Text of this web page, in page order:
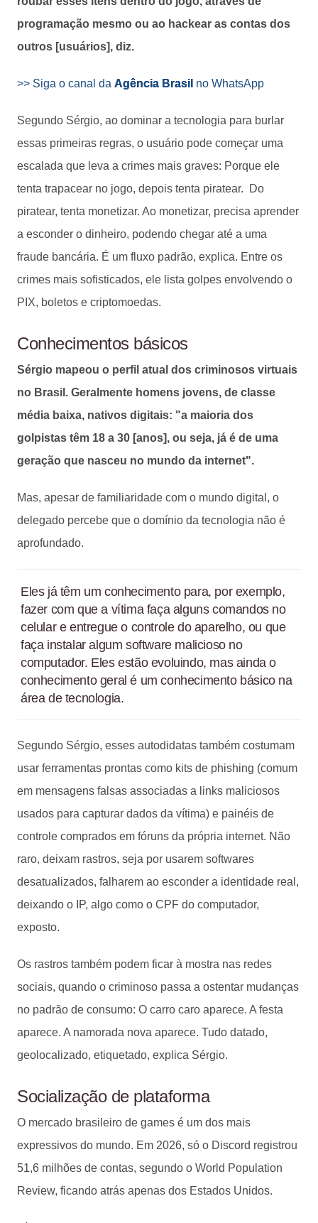
programação mesmo ou ao hackear as contas dos
outros [usuários], diz.
>> Siga o canal da Agência Brasil no WhatsApp
Segundo Sérgio, ao dominar a tecnologia para burlar
essas primeiras regras, o usuário pode começar uma
escalada que leva a crimes mais graves: Porque ele
tenta trapacear no jogo, depois tenta piratear. Do
piratear, tenta monetizar. Ao monetizar, precisa aprender
a esconder o dinheiro, podendo chegar até a uma
fraude bancária. É um fluxo padrão, explica. Entre os
crimes mais sofisticados, ele lista golpes envolvendo o
PIX, boletos e criptomoedas.
Conhecimentos básicos
Sérgio mapeou o perfil atual dos criminosos virtuais
no Brasil. Geralmente homens jovens, de classe
média baixa, nativos digitais: "a maioria dos
golpistas têm 18 a 30 [anos], ou seja, já é de uma
geração que nasceu no mundo da internet".
Mas, apesar de familiaridade com o mundo digital, o
delegado percebe que o domínio da tecnologia não é
aprofundado.
Eles já têm um conhecimento para, por exemplo,
fazer com que a vítima faça alguns comandos no
celular e entregue o controle do aparelho, ou que
faça instalar algum software malicioso no
computador. Eles estão evoluindo, mas ainda o
conhecimento geral é um conhecimento básico na
área de tecnologia.
Segundo Sérgio, esses autodidatas também costumam
usar ferramentas prontas como kits de phishing (comum
em mensagens falsas associadas a links maliciosos
usados para capturar dados da vítima) e painéis de
controle comprados em fóruns da própria internet. Não
raro, deixam rastros, seja por usarem softwares
desatualizados, falharem ao esconder a identidade real,
deixando o IP, algo como o CPF do computador,
exposto.
Os rastros também podem ficar à mostra nas redes
sociais, quando o criminoso passa a ostentar mudanças
no padrão de consumo: O carro caro aparece. A festa
aparece. A namorada nova aparece. Tudo datado,
geolocalizado, etiquetado, explica Sérgio.
Socialização de plataforma
O mercado brasileiro de games é um dos mais
expressivos do mundo. Em 2026, só o Discord registrou
51,6 milhões de contas, segundo o World Population
Review, ficando atrás apenas dos Estados Unidos.